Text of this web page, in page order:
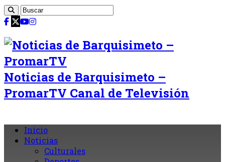
Noticias de Barquisimeto –
PromarTV Canal de Televisión
Inicio
Noticias
Culturales